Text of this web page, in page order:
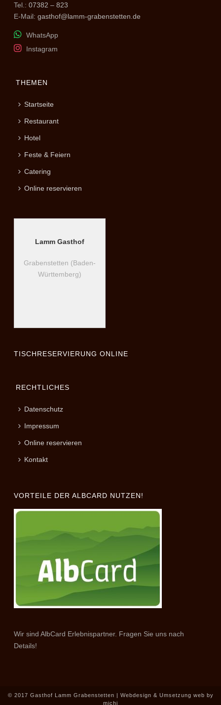
Tel.:07382 – 823
E-Mail:gasthof@lamm-grabenstetten.de
WhatsApp
Instagram
THEMEN
Startseite
Restaurant
Hotel
Feste & Feiern
Catering
Online reservieren
Lamm Gasthof
Grabenstetten (Baden-
Württemberg)
TISCHRESERVIERUNG ONLINE
RECHTLICHES
Datenschutz
Impressum
Online reservieren
Kontakt
VORTEILE DER ALBCARD NUTZEN!
Wir sind AlbCard Erlebnispartner. Fragen Sie uns nach
Details!
© 2017 Gasthof Lamm Grabenstetten | Webdesign & Umsetzung web by
michi